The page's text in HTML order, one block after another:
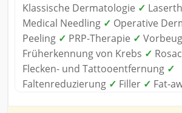
Klassische Dermatologie ✓
Medical Needling ✓ Operative
Peeling ✓ PRP-Therapie ✓
Früherkennung von Krebs ✓
Flecken- und Tattooentfernung ✓
Faltenreduzierung ✓ Filler ✓ Fat-